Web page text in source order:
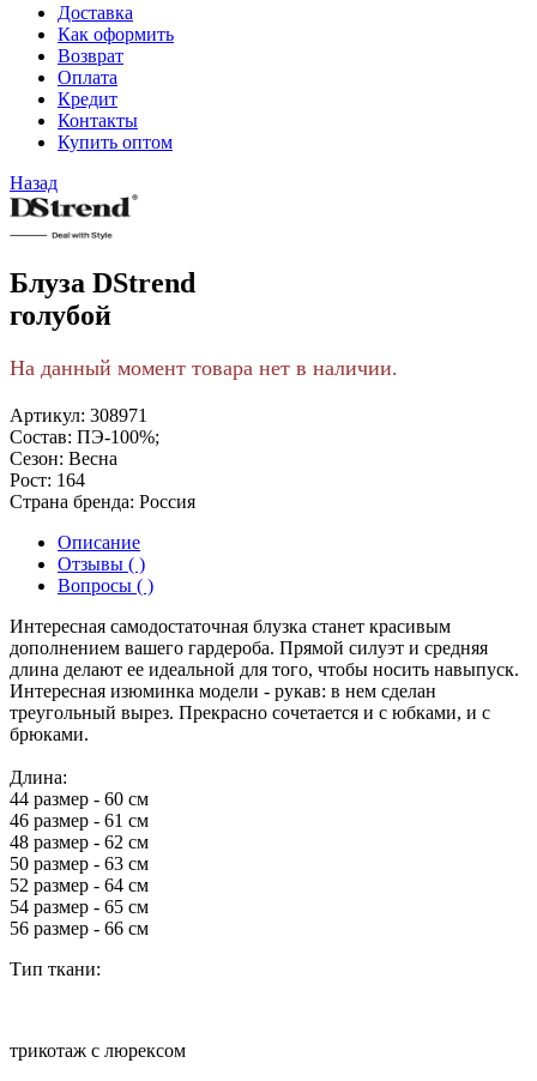
Доставка
Как оформить
Возврат
Оплата
Кредит
Контакты
Купить оптом
Назад
Блуза DStrend
голубой
На данный момент товара нет в наличии.
Артикул: 308971
Состав: ПЭ-100%;
Сезон: Весна
Рост: 164
Страна бренда: Россия
Описание
Отзывы ( )
Вопросы ( )
Интересная самодостаточная блузка станет красивым
дополнением вашего гардероба. Прямой силуэт и средняя
длина делают ее идеальной для того, чтобы носить навыпуск.
Интересная изюминка модели - рукав: в нем сделан
треугольный вырез. Прекрасно сочетается и с юбками, и с
брюками.
Длина:
44 размер - 60 см
46 размер - 61 см
48 размер - 62 см
50 размер - 63 см
52 размер - 64 см
54 размер - 65 см
56 размер - 66 см
Тип ткани:
трикотаж с люрексом